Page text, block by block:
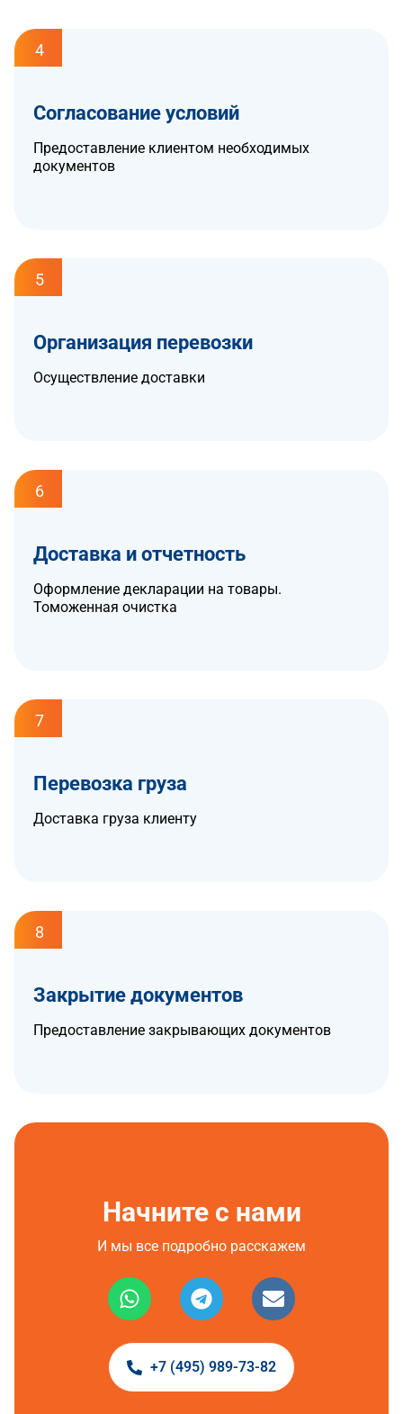
4
Согласование условий
Предоставление клиентом необходимых
документов
5
Организация перевозки
Осуществление доставки
6
Доставка и отчетность
Оформление декларации на товары.
Томоженная очистка
7
Перевозка груза
Доставка груза клиенту
8
Закрытие документов
Предоставление закрывающих документов
Начните с нами
И мы все подробно расскажем
+7 (495) 989-73-82